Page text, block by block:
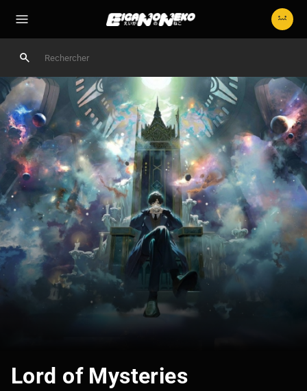
Lord of Mysteries